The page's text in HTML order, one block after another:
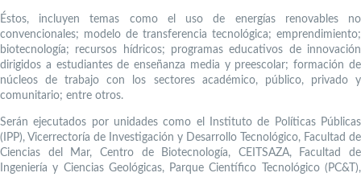
Éstos, incluyen temas como el uso de energías renovables no
convencionales; modelo de transferencia tecnológica; emprendimiento;
biotecnología; recursos hídricos; programas educativos de innovación
dirigidos a estudiantes de enseñanza media y preescolar; formación de
núcleos de trabajo con los sectores académico, público, privado y
comunitario; entre otros.
Serán ejecutados por unidades como el Instituto de Políticas Públicas
(IPP), Vicerrectoría de Investigación y Desarrollo Tecnológico, Facultad de
Ciencias del Mar, Centro de Biotecnología, CEITSAZA, Facultad de
Ingeniería y Ciencias Geológicas, Parque Científico Tecnológico (PC&T),